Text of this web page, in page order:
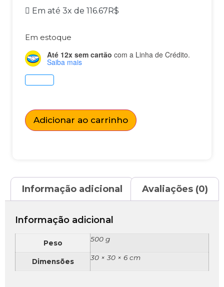
Em até 3x de 116.67R$
Em estoque
Até 12x sem cartão com a Linha de Crédito.
Saiba mais
Adicionar ao carrinho
Informação adicional Avaliações (0)
Informação adicional
Peso 500 g
Dimensões 30 × 30 × 6 cm